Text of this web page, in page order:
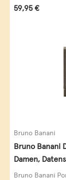
Regulärer
59,95 €
Bruno Banani
Bruno Banani
Damen,
Querformat,
Bruno Banani